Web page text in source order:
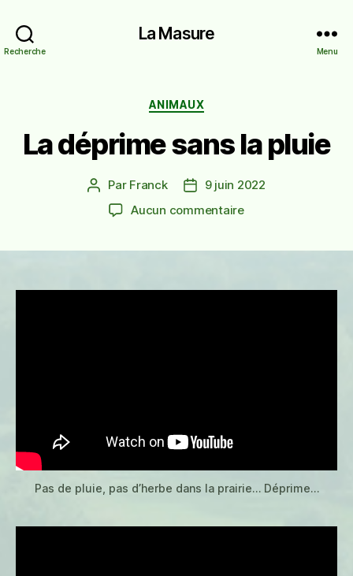
Recherche
La Masure
Menu
Catégories
ANIMAUX
La déprime sans la pluie
Auteur
l’article
Par Franck
Date9 juin 2022
Aucun commentairesur
Pas de pluie, pas d’herbe dans la prairie… Déprime…